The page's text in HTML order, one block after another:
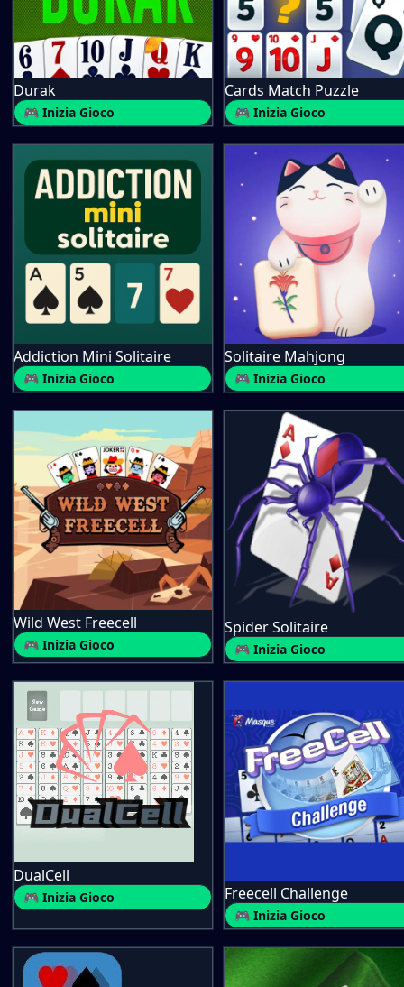
Durak
🎮 Inizia Gioco
Cards Match Puzzle
🎮 Inizia Gioco
Addiction Mini Solitaire
🎮 Inizia Gioco
Solitaire Mahjong
🎮 Inizia Gioco
Wild West Freecell
🎮 Inizia Gioco
Spider Solitaire
🎮 Inizia Gioco
DualCell
🎮 Inizia Gioco Freecell Challenge
🎮 Inizia Gioco